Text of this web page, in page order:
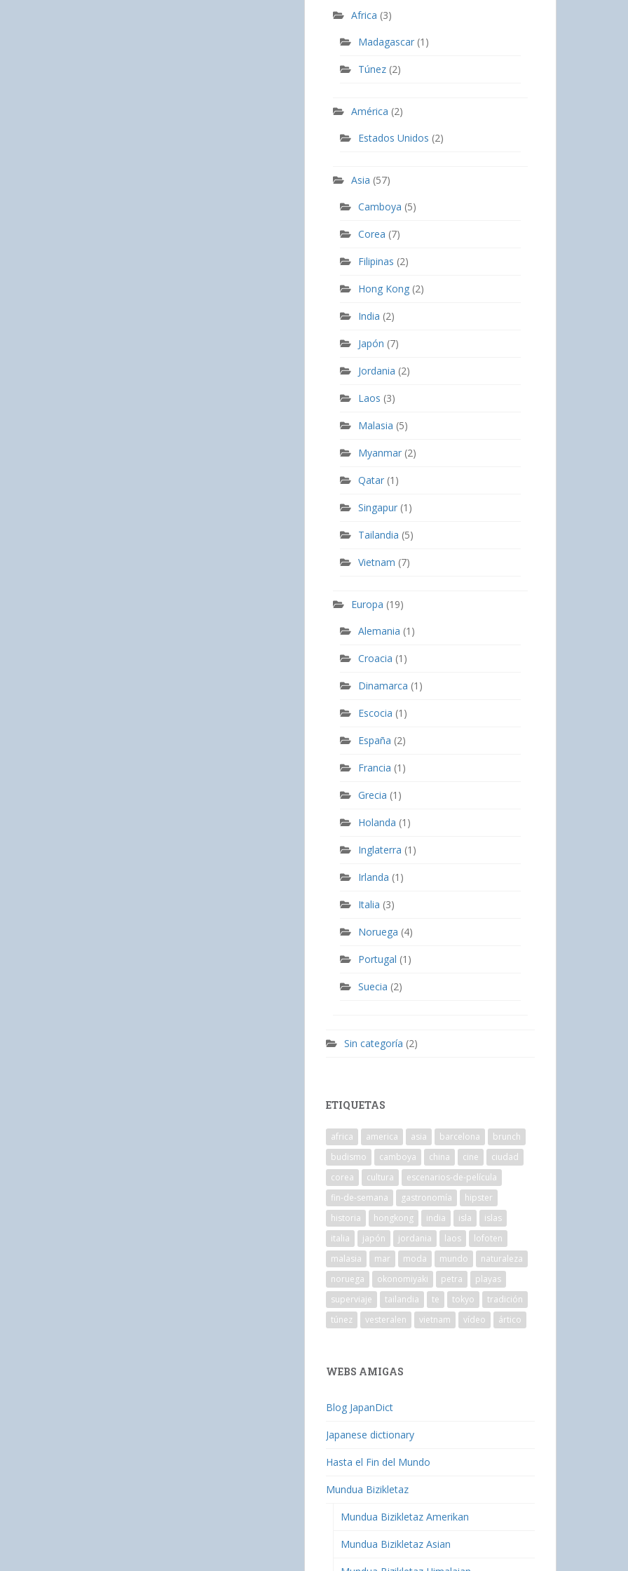
Africa (3)
Madagascar (1)
Túnez (2)
América (2)
Estados Unidos (2)
Asia (57)
Camboya (5)
Corea (7)
Filipinas (2)
Hong Kong (2)
India (2)
Japón (7)
Jordania (2)
Laos (3)
Malasia (5)
Myanmar (2)
Qatar (1)
Singapur (1)
Tailandia (5)
Vietnam (7)
Europa (19)
Alemania (1)
Croacia (1)
Dinamarca (1)
Escocia (1)
España (2)
Francia (1)
Grecia (1)
Holanda (1)
Inglaterra (1)
Irlanda (1)
Italia (3)
Noruega (4)
Portugal (1)
Suecia (2)
Sin categoría (2)
ETIQUETAS
africa america asia barcelona
brunch
budismo
camboya china cine
ciudad
corea
cultura
escenarios-de-película
fin-de-semana
gastronomía
hipster
historia
hongkong india isla
islas
italia
japón jordania laos
lofoten
malasia
mar moda mundo
naturaleza
noruega
okonomiyaki petra
playas
superviaje
tailandia te tokyo
tradición
túnez
vesteralen vietnam vídeo ártico
WEBS AMIGAS
Blog JapanDict
Japanese dictionary
Hasta el Fin del Mundo
Mundua Bizikletaz
Mundua Bizikletaz Amerikan
Mundua Bizikletaz Asian